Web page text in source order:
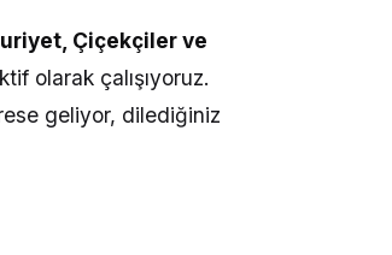
Çiçekçiler ve
olarak çalışıyoruz.
geliyor, dilediğiniz